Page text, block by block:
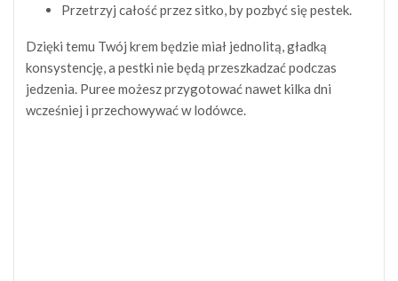
Przetrzyj całość przez sitko, by pozbyć się pestek.
Dzięki temu Twój krem będzie miał jednolitą, gładką
konsystencję, a pestki nie będą przeszkadzać podczas
jedzenia. Puree możesz przygotować nawet kilka dni
wcześniej i przechowywać w lodówce.